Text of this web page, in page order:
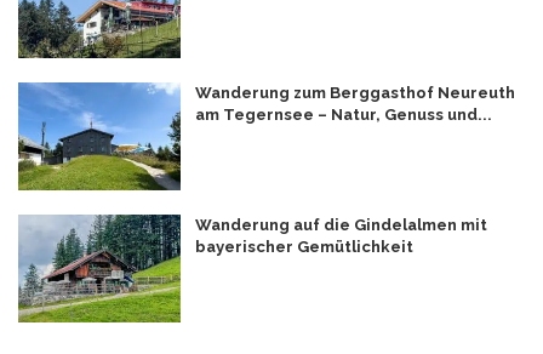
Wanderung zum Berggasthof Neureuth
am Tegernsee – Natur, Genuss und...
Wanderung auf die Gindelalmen mit
bayerischer Gemütlichkeit